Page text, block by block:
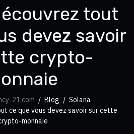
tout
devez savoir
crypto-
21.com Blog
Solana
ce que vous devez savoir sur cette
monnaie